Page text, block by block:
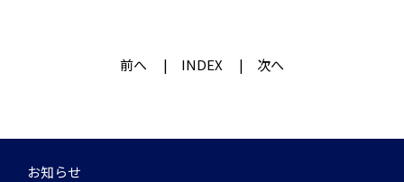
前へ INDEX 次へ
お知らせ